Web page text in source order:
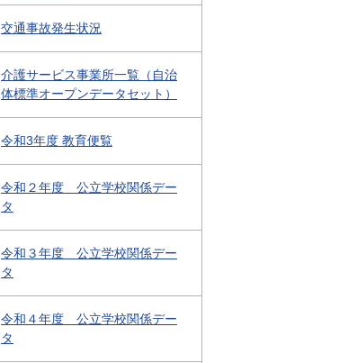
交通事故発生状況
介護サービス事業所一覧（自治
体標準オープンデータセット）
令和3年度 教育便覧
令和２年度 公立学校関係デー
タ
令和３年度 公立学校関係デー
タ
令和４年度 公立学校関係デー
タ